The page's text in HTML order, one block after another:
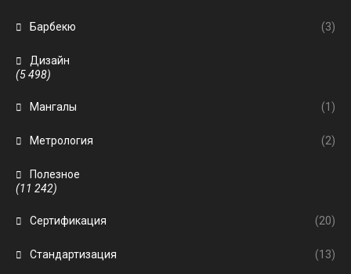
Барбекю (3)
Дизайн
(5 498)
Мангалы (1)
Метрология (2)
Полезное
(11 242)
Сертификация (20)
Стандартизация (13)